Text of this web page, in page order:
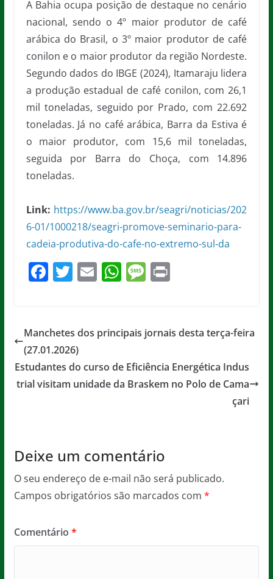
A Bahia ocupa posição de destaque no cenário
nacional, sendo o 4º maior produtor de café
arábica do Brasil, o 3º maior produtor de café
conilon e o maior produtor da região Nordeste.
Segundo dados do IBGE (2024), Itamaraju lidera
a produção estadual de café conilon, com 26,1
mil toneladas, seguido por Prado, com 22.692
toneladas. Já no café arábica, Barra da Estiva é
o maior produtor, com 15,6 mil toneladas,
seguida por Barra do Choça, com 14.896
toneladas.
Link: https://www.ba.gov.br/seagri/noticias/202
6-01/1000218/seagri-promove-seminario-para-
cadeia-produtiva-do-cafe-no-extremo-sul-da
F
e
b
o
o
T
er
E
l
W
s
p
p
M
a
e
Pr
Manchetes dos principais jornais desta terça-feira
(27.01.2026)
Estudantes do curso de Eficiência Energética Indus
trial visitam unidade da Braskem no Polo de Cama
çari
Deixe um comentário
O seu endereço de e-mail não será publicado.
Campos obrigatórios são marcados com *
Comentário *